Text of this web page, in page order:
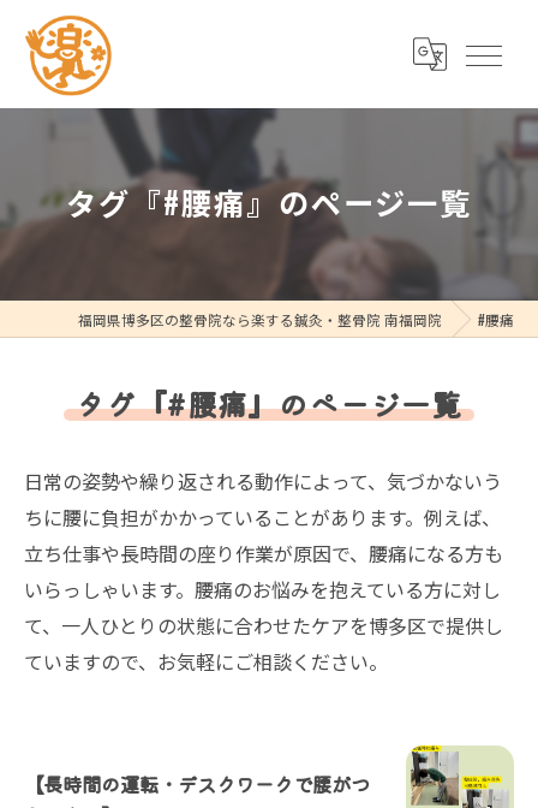
タグ『#腰痛』のページ一覧
福岡県博多区の整骨院なら楽する鍼灸・整骨院 南福岡院 #腰痛
タグ『#腰痛』のページ一覧
日常の姿勢や繰り返される動作によって、気づかないう
ちに腰に負担がかかっていることがあります。例えば、
立ち仕事や長時間の座り作業が原因で、腰痛になる方も
いらっしゃいます。腰痛のお悩みを抱えている方に対し
て、一人ひとりの状態に合わせたケアを博多区で提供し
ていますので、お気軽にご相談ください。
【長時間の運転・デスクワークで腰がつ